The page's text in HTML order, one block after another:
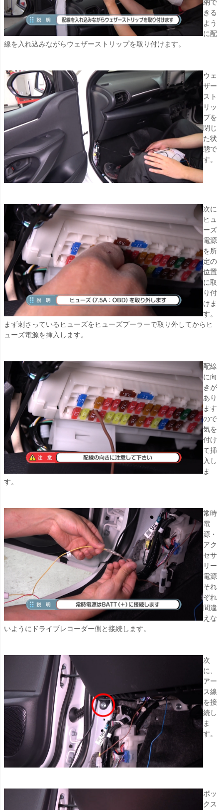
納で
きる
よう
に配
線を入れ込みながらウェザーストリップを取り付けます。
ウェ
ザー
スト
リッ
プを
閉じ
た状
態で
す。
次に
ヒュ
ーズ
電源
を所
定の
位置
に取
り付
けま
す。
まず刺さっているヒューズをヒューズプーラーで取り外してからヒ
ューズ電源を挿入します。
配線
に向
きが
あり
ます
ので
気を
付け
て挿
入し
ま
す。
常時
電
源・
アク
セサ
リー
電源
それ
ぞれ
間違
えな
いようにドライブレコーダー側と接続します。
次
に、
アー
ス線
を接
続し
ま
す。
ボッ
クス